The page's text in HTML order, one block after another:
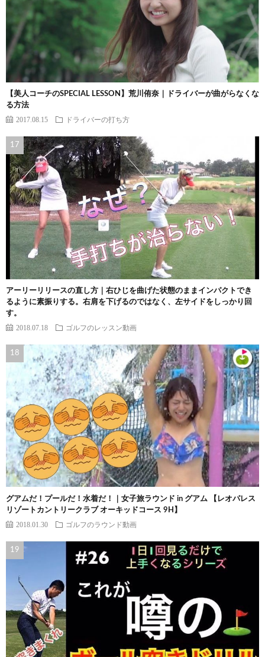
【美人コーチのSPECIAL LESSON】荒川侑奈｜ドライバーが曲がらなくな
る方法
2017.08.15 ドライバーの打ち方
アーリーリリースの直し方｜右ひじを曲げた状態のままインパクトでき
るように素振りする。右肩を下げるのではなく、左サイドをしっかり回
す。
2018.07.18 ゴルフのレッスン動画
グアムだ！プールだ！水着だ！｜女子旅ラウンド in グアム 【レオパレス
リゾートカントリークラブ オーキッドコース 9H】
2018.01.30 ゴルフのラウンド動画